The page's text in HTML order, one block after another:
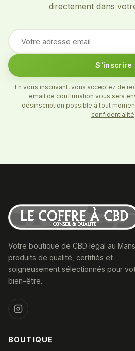
directement dans
S'inscrire
En vous inscrivant, vous acceptez de
email de confirmation vous sera
désinscription possible à tout
confidentialité
Votre boutique de CBD légal au
produits de qualité, certifiés et
soigneusement sélectionnés pour
bien-être.
BOUTIQUE